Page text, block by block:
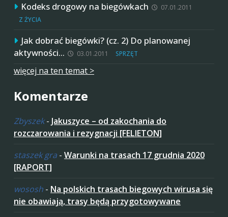
Kodeks drogowy na biegówkach
07.01.2011
Z ŻYCIA
Jak dobrać biegówki? (cz. 2) Do planowanej
aktywności…
03.01.2011 SPRZĘT
więcej na ten temat >
Komentarze
Zbyszek- Jakuszyce – od zakochania do
rozczarowania i rezygnacji [FELIETON]
staszek gra - Warunki na trasach 17 grudnia 2020
[RAPORT]
wososh - Na polskich trasach biegowych wirusa się
nie obawiają, trasy będą przygotowywane